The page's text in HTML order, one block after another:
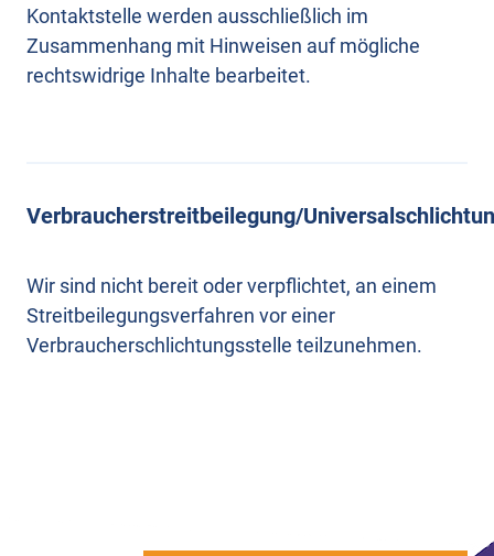
Kontaktstelle werden ausschließlich im
Zusammenhang mit Hinweisen auf mögliche
rechtswidrige Inhalte bearbeitet.
Verbraucherstreitbeilegung/
Wir sind nicht bereit oder verpflichtet, an einem
Streitbeilegungsverfahren vor einer
Verbraucherschlichtungsstelle teilzunehmen.